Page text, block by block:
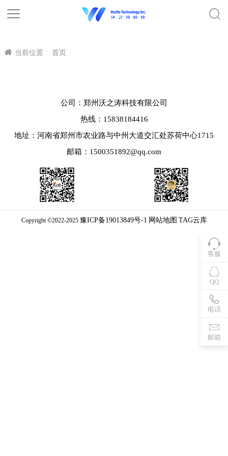
当前位置 : 首页
客服
QQ
电话
邮箱
公司：郑州沃之涛科技有限公司
热线：15838184416
地址：河南省郑州市农业路与中州大道交汇处苏荷中心1715
邮箱：1500351892@qq.com
Copyright ©2022-2025 豫ICP备19013849号-1 网站地图 TAG云库